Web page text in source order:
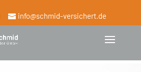
info@schmid-versichert.de